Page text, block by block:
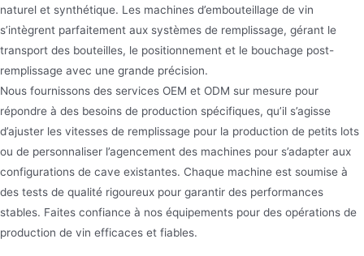
naturel et synthétique. Les machines d’embouteillage de vin
s’intègrent parfaitement aux systèmes de remplissage, gérant le
transport des bouteilles, le positionnement et le bouchage post-
remplissage avec une grande précision.
Nous fournissons des services OEM et ODM sur mesure pour
répondre à des besoins de production spécifiques, qu’il s’agisse
d’ajuster les vitesses de remplissage pour la production de petits lots
ou de personnaliser l’agencement des machines pour s’adapter aux
configurations de cave existantes. Chaque machine est soumise à
des tests de qualité rigoureux pour garantir des performances
stables. Faites confiance à nos équipements pour des opérations de
production de vin efficaces et fiables.